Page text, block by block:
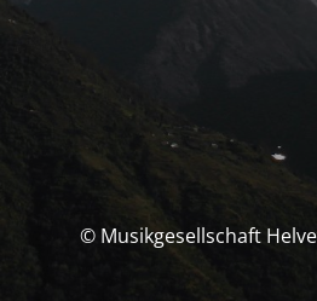
© Musikgesellschaft